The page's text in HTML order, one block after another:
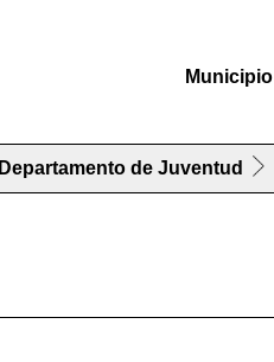
Municipio
Departamento de Juventud